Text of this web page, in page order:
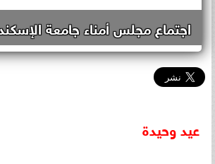
اجتماع مجلس أمناء جامعة
عيدوحيدة